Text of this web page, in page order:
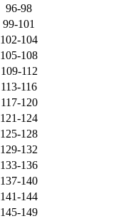
96-98
99-101
102-104
105-108
109-112
113-116
117-120
121-124
125-128
129-132
133-136
137-140
141-144
145-149